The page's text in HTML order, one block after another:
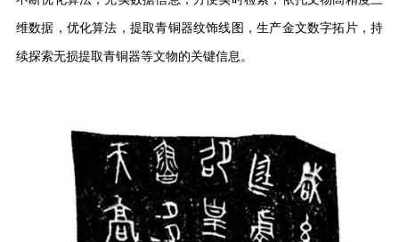
维数据，优化算法，提取青铜器纹饰线图，生产金文数字拓片，持
续探索无损提取青铜器等文物的关键信息。